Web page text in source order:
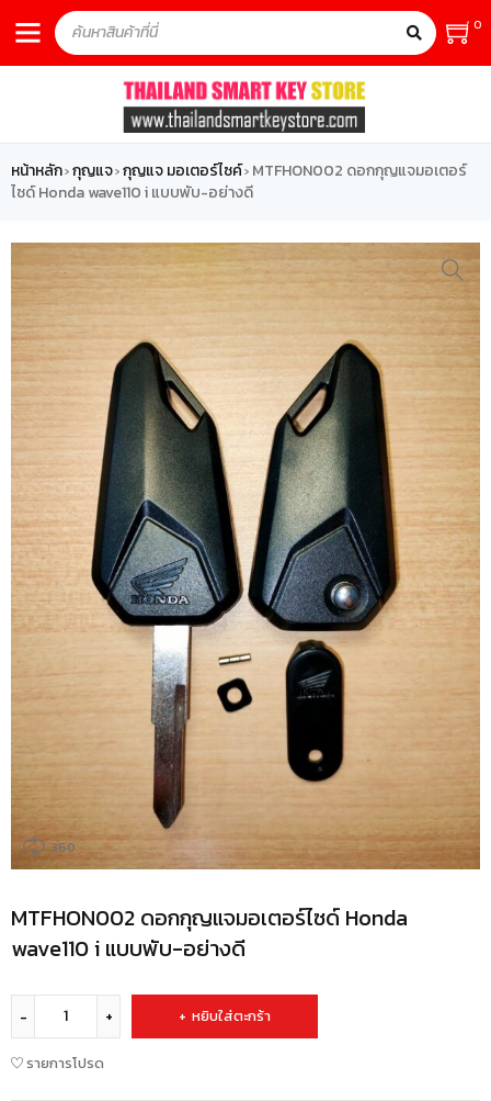
0
หน้าหลัก›กุญแจ›กุญแจ มอเตอร์ไซค์› MTFHON002 ดอกกุญแจมอเตอร์
ไซด์ Honda wave110 i แบบพับ-อย่างดี
360
MTFHON002 ดอกกุญแจมอเตอร์ไซด์ Honda
wave110 i แบบพับ-อย่างดี
หยิบใส่ตะกร้า
รายการโปรด